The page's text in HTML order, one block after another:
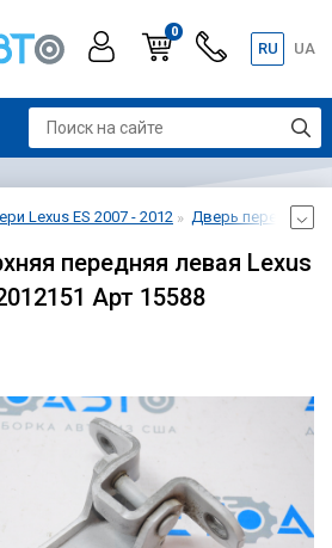
0
RU UA
Lexus ES 2007 - 2012 Дверь передняя
передняя левая Lexus
Арт 15588